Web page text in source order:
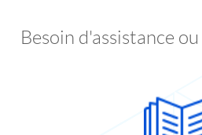
Besoin d'assistance